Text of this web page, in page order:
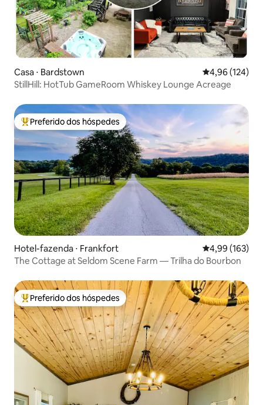
Casa ⋅ Bardstown 4,96 de uma
4,96 (124)
StillHill: HotTub GameRoom Whiskey Lounge Acreage
Entre os melhores preferidos dos hóspedes
Preferido dos hóspedes
Hotel-fazenda ⋅ Frankfort 4,99 de uma
4,99 (163)
The Cottage at Seldom Scene Farm — Trilha do Bourbon
Entre os melhores preferidos dos hóspedes
Preferido dos hóspedes